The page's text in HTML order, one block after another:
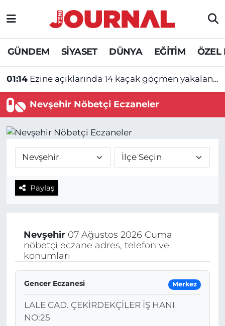
GÜNDEM SİYASET DÜNYA EĞİTİM ÖZEL
01:14 Ezine açıklarında 14 kaçak göçmen yakalandı
Nevşehir Nöbetçi Eczaneler
Paylaş
Nevşehir07 Ağustos 2026 Cuma
nöbetçi eczane adres, telefon ve
konumları
Gencer Eczanesi Merkez
LALE CAD. ÇEKİRDEKÇİLER İŞ HANI
NO:25
GÜNDEM
SİYASET
SAĞLIK
DÜNYA
EĞİTİM
ÖZEL HABER
Nöbetçi Eczaneler
Hava Durumu
Trafik Durumu
Süper Lig Puan Durumu ve Fikstür
Tüm Manşetler
Son Dakika Haberleri
Haber Arşivi